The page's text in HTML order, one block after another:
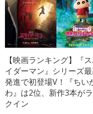
【映画ランキング】『
イダーマン』シリーズ
発進で初登場V！『ちい
わ』は2位、新作3本が
クイン